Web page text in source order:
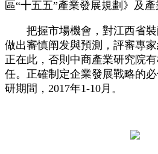
區“十五五”產業發展規劃》及產
把握市場機會，對江西省裝
做出審慎阐发與預測，評審專家
正在此，否則中商產業研究院
任。正確制定企業發展戰略的
研期間，2017年1-10月。